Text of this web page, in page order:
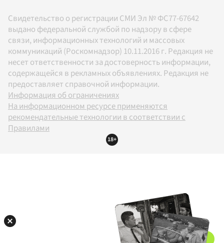
Свидетельство о регистрации СМИ Эл № ФС77-67642
выдано федеральной службой по надзору в сфере
связи, информационных технологий и массовых
коммуникаций (Роскомнадзор) 10.11.2016 г. Редакция не
несет ответственности за достоверность информации,
содержащейся в рекламных объявлениях. Редакция не
предоставляет справочной информации.
Информация об ограничениях
На информационном ресурсе применяются
рекомендательные технологии в соответствии с
Правилами
18+